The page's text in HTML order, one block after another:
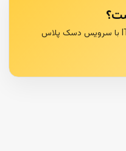
معرفی مسیر پیاده‌سازی ITSM و ITIL با سرویس دسک پلاس